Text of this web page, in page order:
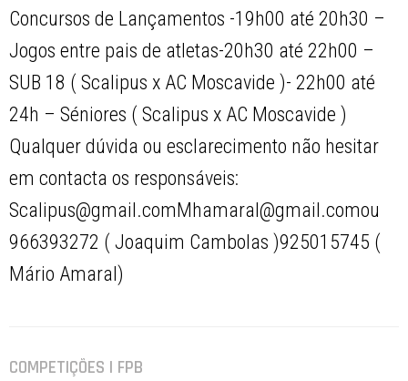
Concursos de Lançamentos -19h00 até 20h30 –
Jogos entre pais de atletas-20h30 até 22h00 –
SUB 18 ( Scalipus x AC Moscavide )- 22h00 até
24h – Séniores ( Scalipus x AC Moscavide )
Qualquer dúvida ou esclarecimento não hesitar
em contacta os responsáveis:
Scalipus@gmail.comMhamaral@gmail.comou
966393272 ( Joaquim Cambolas )925015745 (
Mário Amaral)
COMPETIÇÕES | FPB